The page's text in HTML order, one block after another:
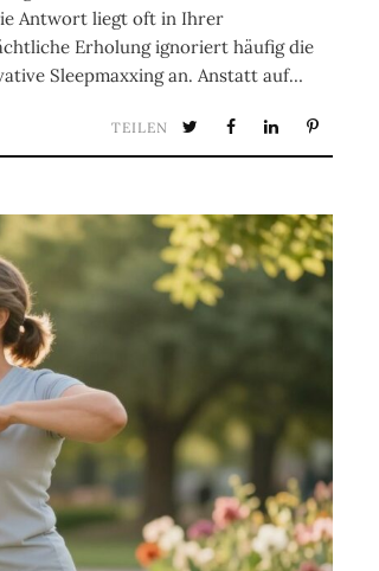
Antwort liegt oft in Ihrer
Erholung ignoriert häufig die
Sleepmaxxing an. Anstatt auf…
TEILEN